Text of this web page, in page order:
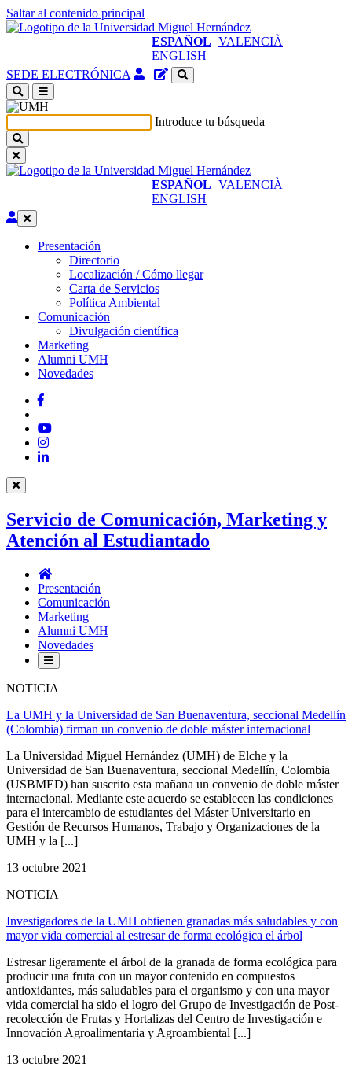
Saltar al contenido principal
ESPAÑOL VALENCIÀ
ENGLISH
SEDE ELECTRÓNICA Acceso
identificado
en
ventana
Gestor
del
sitio
Introduce tu búsqueda
ESPAÑOL VALENCIÀ
ENGLISH
Editar
Presentación
Presentación
Directorio
Localización / Cómo llegar
Carta de Servicios
Política Ambiental
Comunicación
Comunicación
Divulgación científica
Marketing
Alumni UMH
Novedades
Facebook
YouTube
Instagram
LinkedIn
Servicio de Comunicación, Marketing y
Atención al Estudiantado
Servicio
de
Comunicación,
Marketing
y
Atención
al
Estudiantado
Presentación
Comunicación
Marketing
Alumni UMH
Novedades
NOTICIA
La UMH y la Universidad de San Buenaventura, seccional Medellín
(Colombia) firman un convenio de doble máster internacional
La Universidad Miguel Hernández (UMH) de Elche y la
Universidad de San Buenaventura, seccional Medellín, Colombia
(USBMED) han suscrito esta mañana un convenio de doble máster
internacional. Mediante este acuerdo se establecen las condiciones
para el intercambio de estudiantes del Máster Universitario en
Gestión de Recursos Humanos, Trabajo y Organizaciones de la
UMH y la [...]
13 octubre 2021
NOTICIA
Investigadores de la UMH obtienen granadas más saludables y con
mayor vida comercial al estresar de forma ecológica el árbol
Estresar ligeramente el árbol de la granada de forma ecológica para
producir una fruta con un mayor contenido en compuestos
antioxidantes, más saludables para el organismo y con una mayor
vida comercial ha sido el logro del Grupo de Investigación de Post-
recolección de Frutas y Hortalizas del Centro de Investigación e
Innovación Agroalimentaria y Agroambiental [...]
13 octubre 2021